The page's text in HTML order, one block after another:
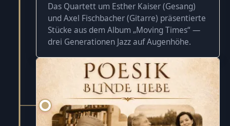
Das Quartett um Esther Kaiser (Gesang)
und Axel Fischbacher (Gitarre) präsentierte
Stücke aus dem Album „Moving Times“ —
drei Generationen Jazz auf Augenhöhe.